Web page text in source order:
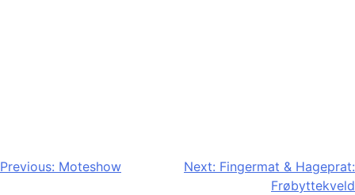
Innleggsnavigasjon
Previous: Moteshow Next: Fingermat & Hageprat:
Frøbyttekveld